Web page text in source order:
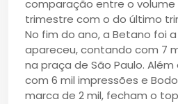
comparação entre o
trimestre com o do último
No fim do ano, a Betano foi
apareceu, contando com 7
na praça de São Paulo.
com 6 mil impressões e
marca de 2 mil, fecham o